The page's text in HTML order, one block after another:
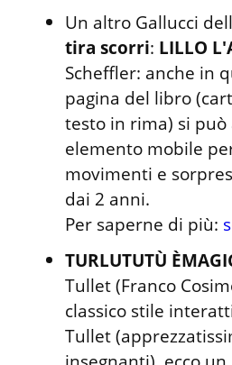
Un altro Gallucci
tira scorri: LILLO
Scheffler: anche in
pagina del libro
testo in rima) si
elemento mobile
movimenti e
dai 2 anni.
Per saperne di più:
TURLUTUTÙ
Tullet (Franco
classico stile
Tullet